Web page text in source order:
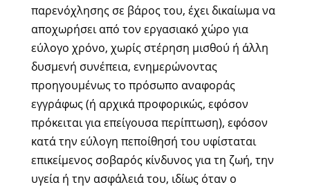
παρενόχλησης σε βάρος του, έχει δικαίωμα να
αποχωρήσει από τον εργασιακό χώρο για
εύλογο χρόνο, χωρίς στέρηση μισθού ή άλλη
δυσμενή συνέπεια, ενημερώνοντας
προηγουμένως το πρόσωπο αναφοράς
εγγράφως (ή αρχικά προφορικώς, εφόσον
πρόκειται για επείγουσα περίπτωση), εφόσον
κατά την εύλογη πεποίθησή του υφίσταται
επικείμενος σοβαρός κίνδυνος για τη ζωή, την
υγεία ή την ασφάλειά του, ιδίως όταν ο